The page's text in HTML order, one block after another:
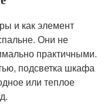
и как элемент
Они не
практичными.
подсветка шкафа
или теплое